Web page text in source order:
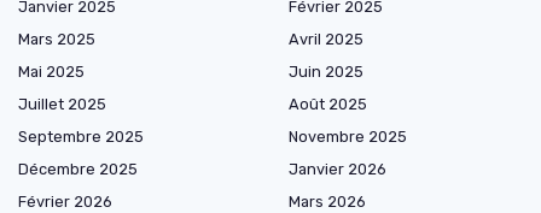
Janvier 2025
Février 2025
Mars 2025
Avril 2025
Mai 2025
Juin 2025
Juillet 2025
Août 2025
Septembre 2025
Novembre 2025
Décembre 2025
Janvier 2026
Février 2026
Mars 2026